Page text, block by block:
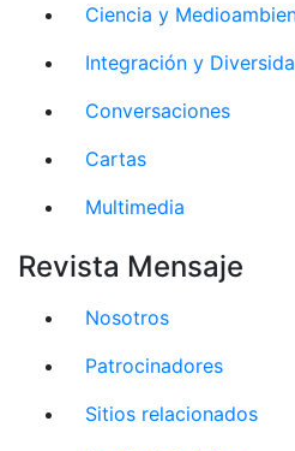
Ciencia y
Integración y
Conversaciones
Cartas
Multimedia
Revista Mensaje
Nosotros
Patrocinadores
Sitios relacionados